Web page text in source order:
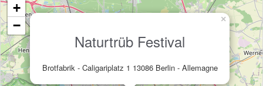
Naturtrüb Festival
Brotfabrik - Caligariplatz 1 13086 Berlin - Allemagne
×
+
−